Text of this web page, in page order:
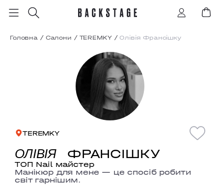
Головна / Салони / TEREMKY / Олівія Франсішку
TEREMKY
ОЛІВІЯ ФРАНСІШКУ
ТОП Nail майстер
Манікюр для мене — це спосіб робити
світ гарнішим.